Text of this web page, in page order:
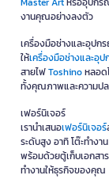
งานคุณอย่างลงตัว
เครื่องมือช่างและอุปก
ให้เครื่องมือช่างและอุ
สายไฟToshinoหลอด
ทั้งคุณภาพและความป
เฟอร์นิเจอร์
เรานำเสนอเฟอร์นิเจอร์
ระดับสูง อาทิ โต๊ะทำงาน
พร้อมด้วยตู้เก็บเอกสาร
ทำงานให้ธุรกิจของคุณ